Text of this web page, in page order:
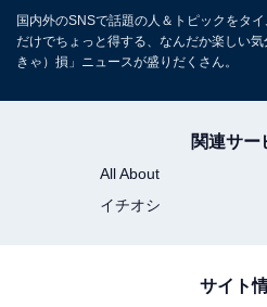
国内外のSNSで話題の人＆トピックをタ
だけでちょっと得する、なんだか楽しい
きゃ）損」ニュースが盛りだくさん。
関連サー
All About
イチオシ
サイト